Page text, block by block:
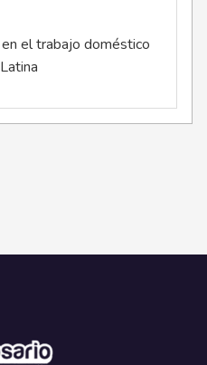
el trabajo doméstico